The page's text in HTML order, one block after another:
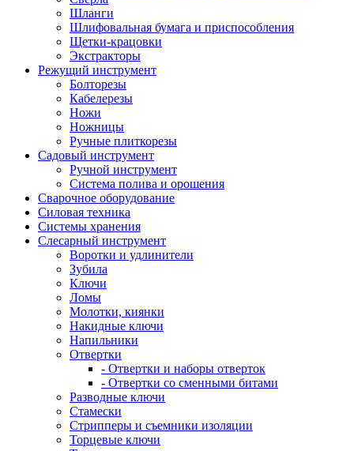
Шланги
Шлифовальная бумага и приспособления
Щетки-крацовки
Экстракторы
Режущий инструмент
Болторезы
Кабелерезы
Ножи
Ножницы
Ручные плиткорезы
Садовый инструмент
Ручной инструмент
Система полива и орошения
Сварочное оборудование
Силовая техника
Системы хранения
Слесарный инструмент
Воротки и удлинители
Зубила
Ключи
Ломы
Молотки, киянки
Накидные ключи
Напильники
Отвертки
- Отвертки и наборы отверток
- Отвертки со сменными битами
Разводные ключи
Стамески
Стрипперы и съемники изоляции
Торцевые ключи